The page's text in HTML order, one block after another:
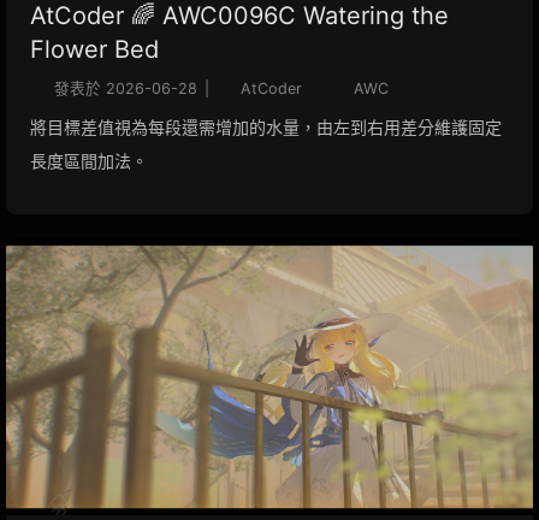
AtCoder 🌈 AWC0096C Watering the
Flower Bed
發表於 2026-06-28 AtCoder AWC
將目標差值視為每段還需增加的水量，由左到右用差分維護固定
長度區間加法。